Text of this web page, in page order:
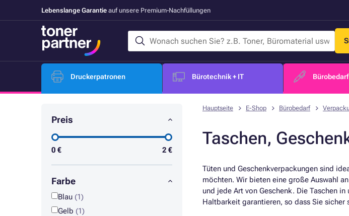
Lebenslange Garantie auf unsere Premium-Nachfüllungen
Druckerpatronen Bürotechnik + IT Bürobedarf
Preis
0 € 2 €
Farbe
Blau (1)
Gelb (1)
Hauptseite E-Shop Bürobedarf
Taschen,
Tüten und Geschenkverpackungen sind
möchten. Wir bieten eine große Auswahl
und jede Art von Geschenk. Die Taschen
Haltbarkeit garantieren, so dass Sie sicher